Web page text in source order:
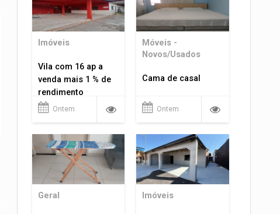
Imóveis
Vila com 16 ap a
venda mais 1 % de
rendimento
Ontem
Móveis -
Novos/Usados
Cama de casal
Ontem
Geral Imóveis